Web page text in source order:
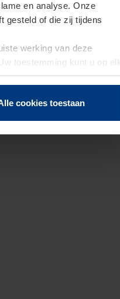
en analyse. Onze
gesteld of die zij tijdens
werking van deze
toestemming kunt u op elk
herroepen.
cookies toestaan